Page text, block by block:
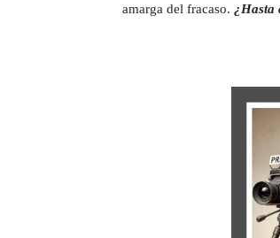
amarga del fracaso. ¿Hasta